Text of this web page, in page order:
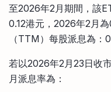
至2026年2月期間，該
0.12港元，2026年2月
（TTM）每股派息為：
若以2026年2月23日收
月派息率為：